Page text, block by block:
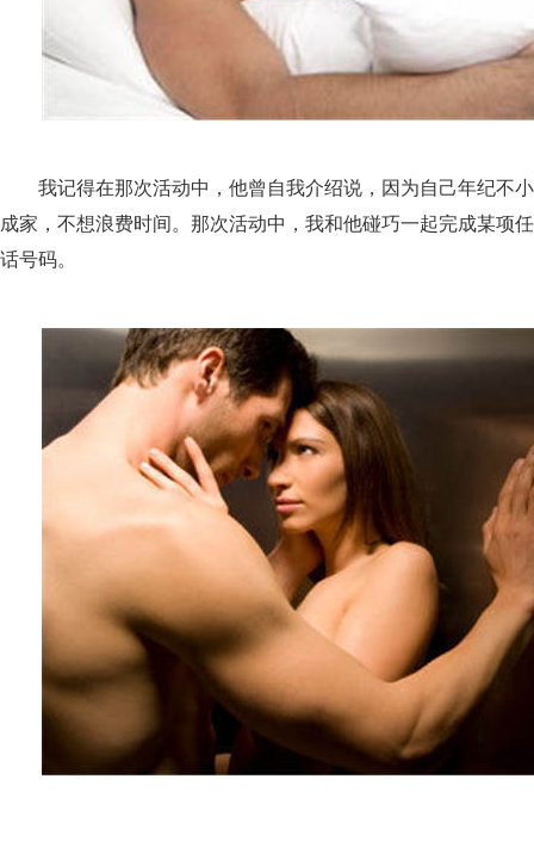
我记得在那次活动中，他曾自我介绍说，因为自己年纪不
成家，不想浪费时间。那次活动中，我和他碰巧一起完成某项
话号码。